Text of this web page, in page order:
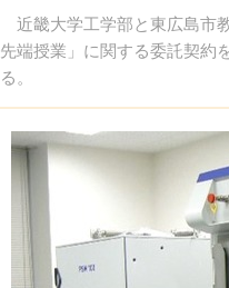
近畿大学工学部と東広島市
先端授業」に関する委託契約
る。